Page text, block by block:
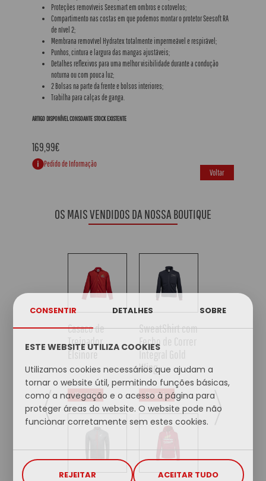
CONSENTIR DETALHES SOBRE
ESTE WEBSITE UTILIZA COOKIES
Utilizamos cookies necessários que ajudam a
tornar o website útil, permitindo funções básicas,
como a navegação e o acesso à página para
proteger áreas do website. O website pode não
funcionar corretamente sem estes cookies.
REJEITAR ACEITAR TUDO
Proteções removíveis Seesmart em ombros e cotovelos;
Compartimento nas costas em que podemos montar o protetor Seesoft RA
de nível 2;
Membrana removível Hydratex totalmente impermeável e respirável;
Punhos, cintura e largura das mangas ajustáveis;
Detalhes reflexivos para uma melhor visibilidade durante a condução
noturna ou com pouca luz;
2 Bolsas na parte da frente e bolsos interiores;
Trabilha para calças de ganga.
ARTIGO DISPONÍVEL CONSOANTE STOCK EXISTENTE
169,99€
Pedido de Informação
Voltar
OS MAIS VENDIDOS DA NOSSA BOUTIQUE
com
Correr
Sweat com
capuz Monkey
Ver mais
Sweat com
capuz Hornet
Ver mais